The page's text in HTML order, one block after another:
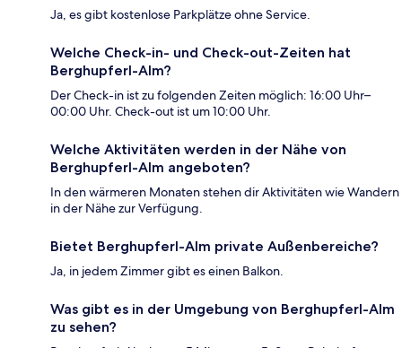
Ja, es gibt kostenlose Parkplätze ohne Service.
Welche Check-in- und Check-out-Zeiten hat
Berghupferl-Alm?
Der Check-in ist zu folgenden Zeiten möglich: 16:00 Uhr–
00:00 Uhr. Check-out ist um 10:00 Uhr.
Welche Aktivitäten werden in der Nähe von
Berghupferl-Alm angeboten?
In den wärmeren Monaten stehen dir Aktivitäten wie Wandern
in der Nähe zur Verfügung.
Bietet Berghupferl-Alm private Außenbereiche?
Ja, in jedem Zimmer gibt es einen Balkon.
Was gibt es in der Umgebung von Berghupferl-Alm
zu sehen?